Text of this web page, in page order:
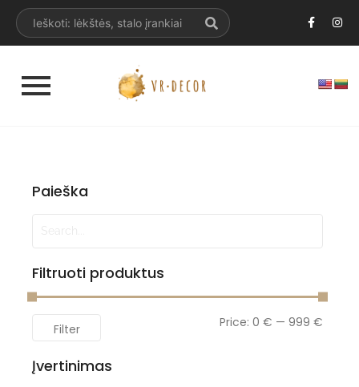
Paieška
Filtruoti produktus
Filter Price: 0 € — 999 €
Įvertinimas